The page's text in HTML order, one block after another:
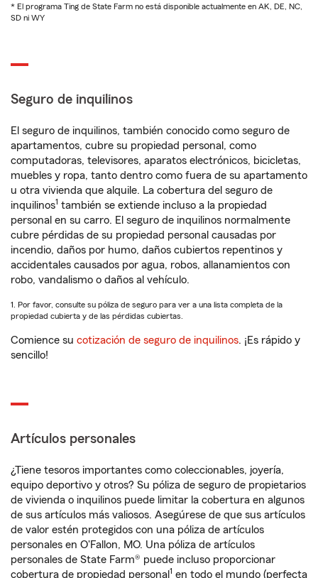
* El programa Ting de State Farm no está disponible actualmente en AK, DE, NC,
SD ni WY
Seguro de inquilinos
El seguro de inquilinos, también conocido como seguro de
apartamentos, cubre su propiedad personal, como
computadoras, televisores, aparatos electrónicos, bicicletas,
muebles y ropa, tanto dentro como fuera de su apartamento
u otra vivienda que alquile. La cobertura del seguro de
inquilinos1 también se extiende incluso a la propiedad
personal en su carro. El seguro de inquilinos normalmente
cubre pérdidas de su propiedad personal causadas por
incendio, daños por humo, daños cubiertos repentinos y
accidentales causados por agua, robos, allanamientos con
robo, vandalismo o daños al vehículo.
1. Por favor, consulte su póliza de seguro para ver a una lista completa de la
propiedad cubierta y de las pérdidas cubiertas.
Comience su cotización de seguro de inquilinos. ¡Es rápido y
sencillo!
Artículos personales
¿Tiene tesoros importantes como coleccionables, joyería,
equipo deportivo y otros? Su póliza de seguro de propietarios
de vivienda o inquilinos puede limitar la cobertura en algunos
de sus artículos más valiosos. Asegúrese de que sus artículos
de valor estén protegidos con una póliza de artículos
personales en O'Fallon, MO. Una póliza de artículos
personales de State Farm® puede incluso proporcionar
cobertura de propiedad personal 1 en todo el mundo (perfecta